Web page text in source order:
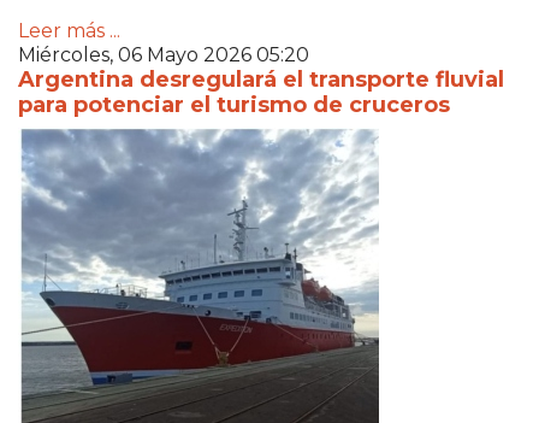
Leer más ...
Miércoles, 06 Mayo 2026 05:20
Argentina desregulará el transporte fluvial
para potenciar el turismo de cruceros